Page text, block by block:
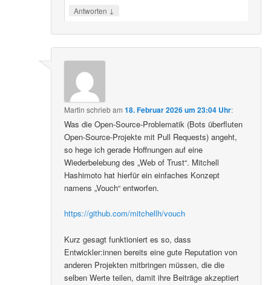
Antworten ↓
Martin schriebam18. Februar 2026 um 23:04 Uhr:
Was die Open-Source-Problematik (Bots überfluten
Open-Source-Projekte mit Pull Requests) angeht,
so hege ich gerade Hoffnungen auf eine
Wiederbelebung des „Web of Trust“. Mitchell
Hashimoto hat hierfür ein einfaches Konzept
namens „Vouch“ entworfen.
https://github.com/mitchellh/vouch
Kurz gesagt funktioniert es so, dass
Entwickler:innen bereits eine gute Reputation von
anderen Projekten mitbringen müssen, die die
selben Werte teilen, damit ihre Beiträge akzeptiert